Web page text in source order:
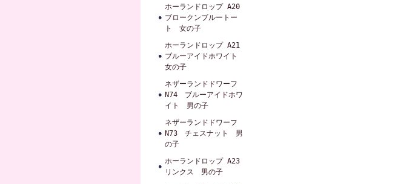
ホーランドロップ A20
ブロークンブルートー
ト 女の子
ホーランドロップ A21
ブルーアイドホワイト
女の子
ネザーランドドワーフ
N74 ブルーアイドホワ
イト 男の子
ネザーランドドワーフ
N73 チェスナット 男
の子
ホーランドロップ A23
リンクス 男の子